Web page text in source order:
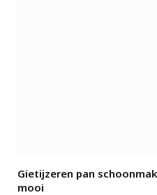
Gietijzeren pan
mooi